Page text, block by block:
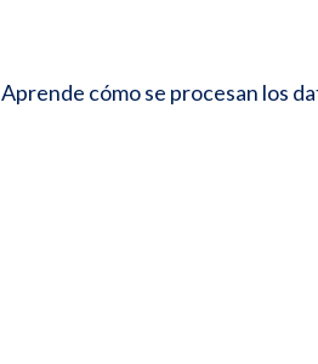
Aprende cómo se procesan los